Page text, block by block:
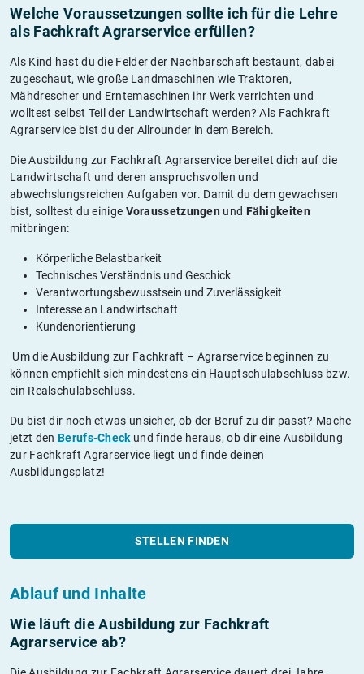
Welche Voraussetzungen sollte ich für die Lehre
als Fachkraft Agrarservice erfüllen?
Als Kind hast du die Felder der Nachbarschaft bestaunt, dabei
zugeschaut, wie große Landmaschinen wie Traktoren,
Mähdrescher und Erntemaschinen ihr Werk verrichten und
wolltest selbst Teil der Landwirtschaft werden? Als Fachkraft
Agrarservice bist du der Allrounder in dem Bereich.
Die Ausbildung zur Fachkraft Agrarservice bereitet dich auf die
Landwirtschaft und deren anspruchsvollen und
abwechslungsreichen Aufgaben vor. Damit du dem gewachsen
bist, solltest du einige Voraussetzungen und Fähigkeiten
mitbringen:
Körperliche Belastbarkeit
Technisches Verständnis und Geschick
Verantwortungsbewusstsein und Zuverlässigkeit
Interesse an Landwirtschaft
Kundenorientierung
Um die Ausbildung zur Fachkraft – Agrarservice beginnen zu
können empfiehlt sich mindestens ein Hauptschulabschluss bzw.
ein Realschulabschluss.
Du bist dir noch etwas unsicher, ob der Beruf zu dir passt? Mache
jetzt den Berufs-Check und finde heraus, ob dir eine Ausbildung
zur Fachkraft Agrarservice liegt und finde deinen
Ausbildungsplatz!
STELLEN FINDEN
Ablauf und Inhalte
Wie läuft die Ausbildung zur Fachkraft
Agrarservice ab?